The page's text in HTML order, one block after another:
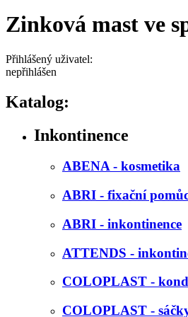
Zinková mast ve
Přihlášený uživatel:
nepřihlášen
Katalog:
Inkontinence
ABENA - kosmetika
ABRI - fixační
ABRI - inkontinence
ATTENDS -
COLOPLAST -
COLOPLAST -